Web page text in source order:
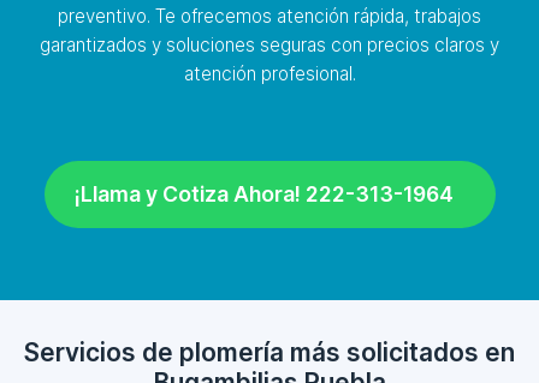
preventivo. Te ofrecemos atención rápida, trabajos
garantizados y soluciones seguras con precios claros y
atención profesional.
¡Llama y Cotiza Ahora! 222-313-1964
Servicios de plomería más solicitados en